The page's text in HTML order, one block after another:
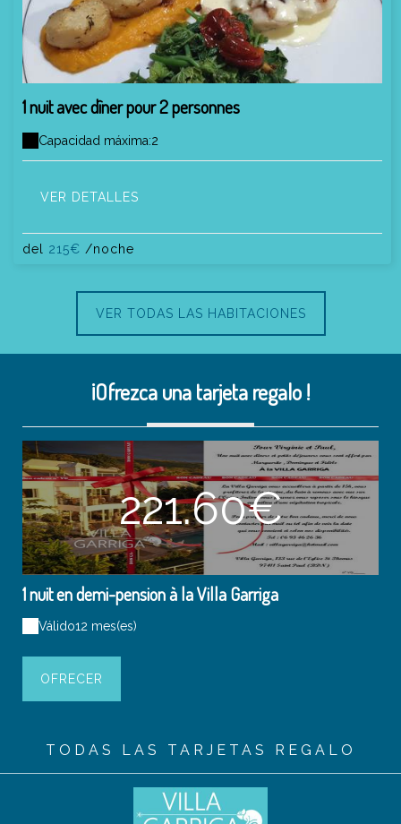
1 nuit avec dîner pour 2 personnes
Capacidad máxima:2
VER DETALLES
del 215€ /noche
VER TODAS LAS HABITACIONES
¡Ofrezca una tarjeta regalo !
221.60€
1 nuit en demi-pension à la Villa Garriga
Válido12 mes(es)
OFRECER
TODAS LAS TARJETAS REGALO